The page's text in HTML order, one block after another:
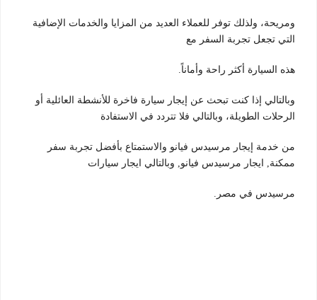
ومريحة، ولذلك توفر للعملاء العديد من المزايا والخدمات الإضافية
التي تجعل تجربة السفر مع
هذه السيارة أكثر راحة وأماناً.
وبالتالي إذا كنت تبحث عن إيجار سيارة فاخرة للأنشطة العائلية أو
الرحلات الطويلة، وبالتالي فلا تتردد في الاستفادة
من خدمة إيجار مرسيدس فيانو والاستمتاع بأفضل تجربة سفر
ممكنة, ايجار مرسيدس فيانو, وبالتالي ايجار سيارات
مرسيدس في مصر.